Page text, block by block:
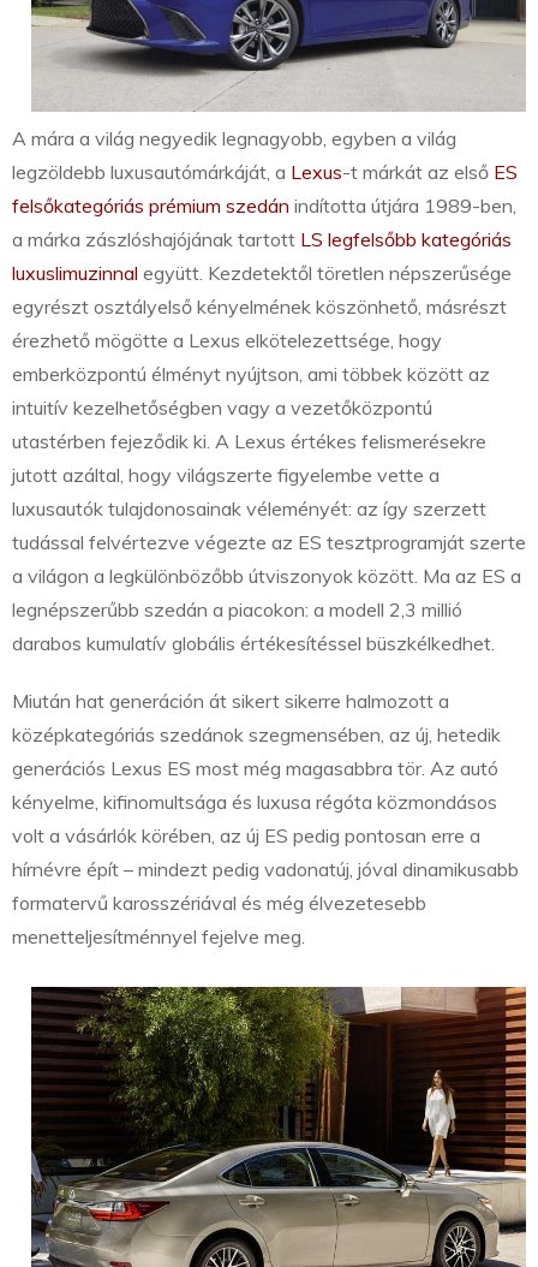
A mára a világ negyedik legnagyobb, egyben a világ
legzöldebb luxusautómárkáját, a Lexus-t márkát az első ES
felsőkategóriás prémium szedán indította útjára 1989-ben,
a márka zászlóshajójának tartott LS legfelsőbb kategóriás
luxuslimuzinnal együtt. Kezdetektől töretlen népszerűsége
egyrészt osztályelső kényelmének köszönhető, másrészt
érezhető mögötte a Lexus elkötelezettsége, hogy
emberközpontú élményt nyújtson, ami többek között az
intuitív kezelhetőségben vagy a vezetőközpontú
utastérben fejeződik ki. A Lexus értékes felismerésekre
jutott azáltal, hogy világszerte figyelembe vette a
luxusautók tulajdonosainak véleményét: az így szerzett
tudással felvértezve végezte az ES tesztprogramját szerte
a világon a legkülönbözőbb útviszonyok között. Ma az ES a
legnépszerűbb szedán a piacokon: a modell 2,3 millió
darabos kumulatív globális értékesítéssel büszkélkedhet.
Miután hat generáción át sikert sikerre halmozott a
középkategóriás szedánok szegmensében, az új, hetedik
generációs Lexus ES most még magasabbra tör. Az autó
kényelme, kifinomultsága és luxusa régóta közmondásos
volt a vásárlók körében, az új ES pedig pontosan erre a
hírnévre épít – mindezt pedig vadonatúj, jóval dinamikusabb
formatervű karosszériával és még élvezetesebb
menetteljesítménnyel fejelve meg.